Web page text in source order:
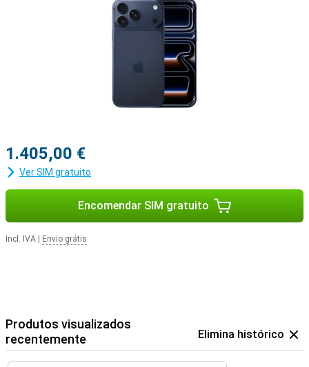
1.405,00 €
Ver SIM gratuito
Encomendar SIM gratuito
Incl. IVA Envio grátis
Produtos visualizados
recentemente
Elimina histórico